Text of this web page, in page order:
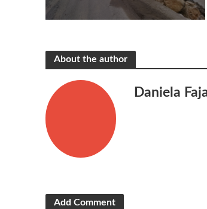
About the author
Daniela
Add Comment